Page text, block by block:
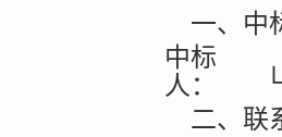
一、中
中标
人：
二、联